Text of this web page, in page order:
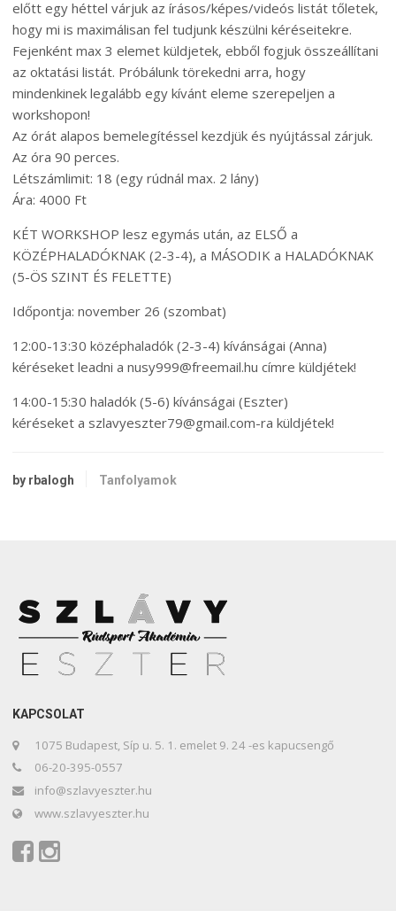
előtt egy héttel várjuk az írásos/képes/videós listát tőletek,
hogy mi is maximálisan fel tudjunk készülni kéréseitekre.
Fejenként max 3 elemet küldjetek, ebből fogjuk összeállítani
az oktatási listát. Próbálunk törekedni arra, hogy
mindenkinek legalább egy kívánt eleme szerepeljen a
workshopon!
Az órát alapos bemelegítéssel kezdjük és nyújtással zárjuk.
Az óra 90 perces.
Létszámlimit: 18 (egy rúdnál max. 2 lány)
Ára: 4000 Ft
KÉT WORKSHOP lesz egymás után, az ELSŐ a
KÖZÉPHALADÓKNAK (2-3-4), a MÁSODIK a HALADÓKNAK
(5-ÖS SZINT ÉS FELETTE)
Időpontja: november 26 (szombat)
12:00-13:30 középhaladók (2-3-4) kívánságai (Anna)
kéréseket leadni a nusy999@freemail.hu címre küldjétek!
14:00-15:30 haladók (5-6) kívánságai (Eszter)
kéréseket a szlavyeszter79@gmail.com-ra küldjétek!
by rbalogh Tanfolyamok
KAPCSOLAT
1075 Budapest, Síp u. 5. 1. emelet 9. 24 -es kapucsengő
06-20-395-0557
info@szlavyeszter.hu
www.szlavyeszter.hu